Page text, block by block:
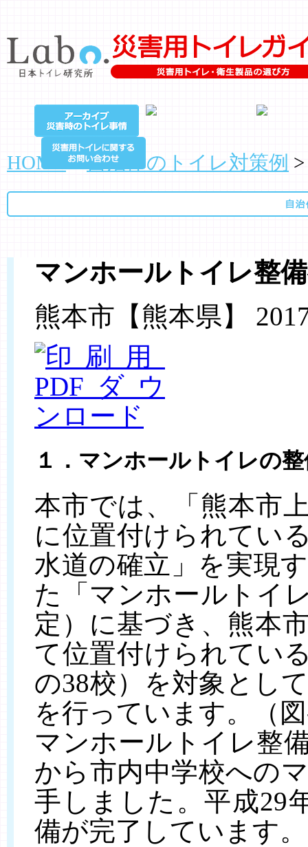
HOME >自治体のトイレ対策例
マンホールトイレ整
熊本市【熊本県】
１．マンホールトイレの
本市では、「熊本市
に位置付けられてい
水道の確立」を実現
た「マンホールトイ
定）に基づき、熊本
て位置付けられてい
の38校）を対象とし
を行っています。（図
マンホールトイレ整
から市内中学校への
手しました。平成29
備が完了しています